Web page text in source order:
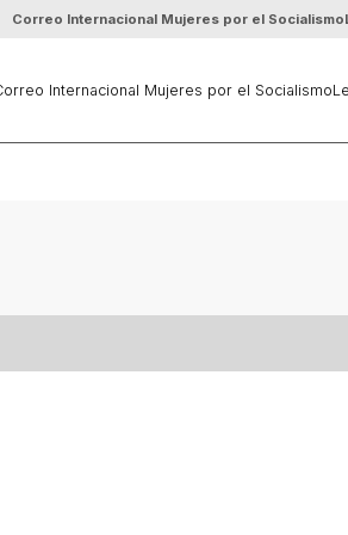
Correo Internacional Mujeres por el Socialismo
Internacional Mujeres por el Socialismo